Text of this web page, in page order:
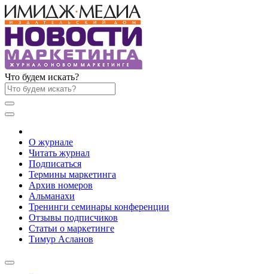
Что будем искать?
О журнале
Читать журнал
Подписаться
Термины маркетинга
Архив номеров
Альманахи
Тренинги семинары конференции
Отзывы подписчиков
Статьи о маркетинге
Тимур Асланов